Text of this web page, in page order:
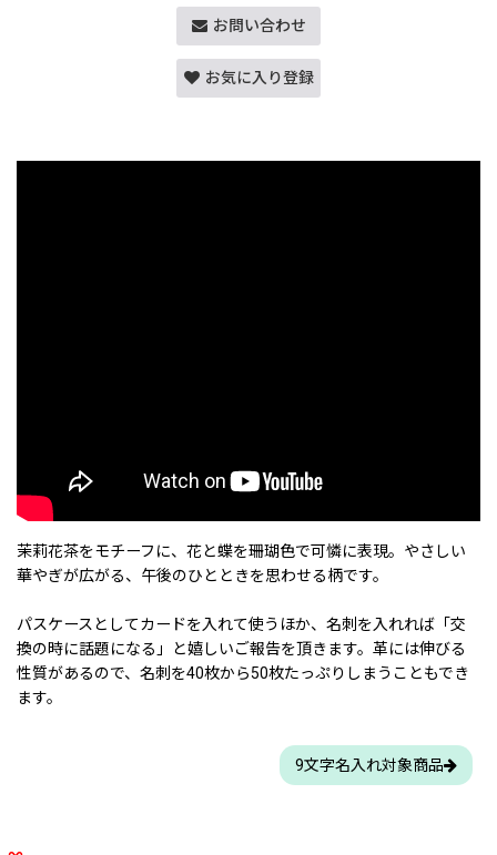
お問い合わせ
お気に入り登録
茉莉花茶をモチーフに、花と蝶を珊瑚色で可憐に表現。やさしい
華やぎが広がる、午後のひとときを思わせる柄です。
パスケースとしてカードを入れて使うほか、名刺を入れれば「交
換の時に話題になる」と嬉しいご報告を頂きます。革には伸びる
性質があるので、名刺を40枚から50枚たっぷりしまうこともでき
ます。
9文字名入れ対象商品